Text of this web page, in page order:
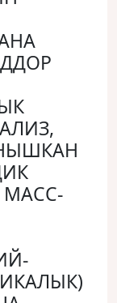
МАСС-